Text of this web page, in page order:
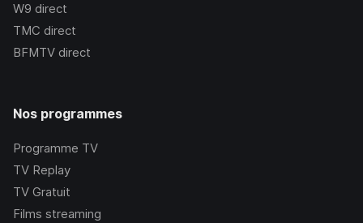
W9 direct
TMC direct
BFMTV direct
Nos programmes
Programme TV
TV Replay
TV Gratuit
Films streaming